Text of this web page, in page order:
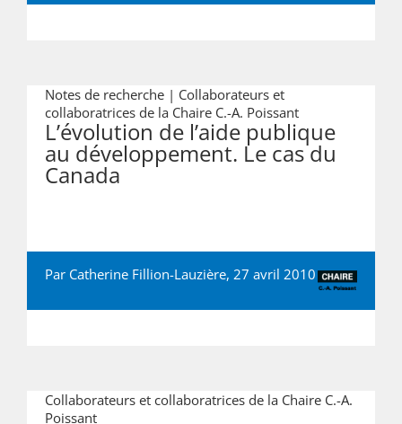
Notes de recherche | Collaborateurs et
collaboratrices de la Chaire C.-A. Poissant
L’évolution de l’aide publique
au développement. Le cas du
Canada
Par Catherine Fillion-Lauzière, 27 avril 2010
Collaborateurs et collaboratrices de la Chaire C.-A.
Poissant